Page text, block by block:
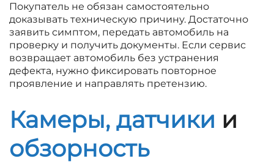
Покупатель не обязан самостоятельно
доказывать техническую причину. Достаточно
заявить симптом, передать автомобиль на
проверку и получить документы. Если сервис
возвращает автомобиль без устранения
дефекта, нужно фиксировать повторное
проявление и направлять претензию.
Камеры, датчики и
обзорность